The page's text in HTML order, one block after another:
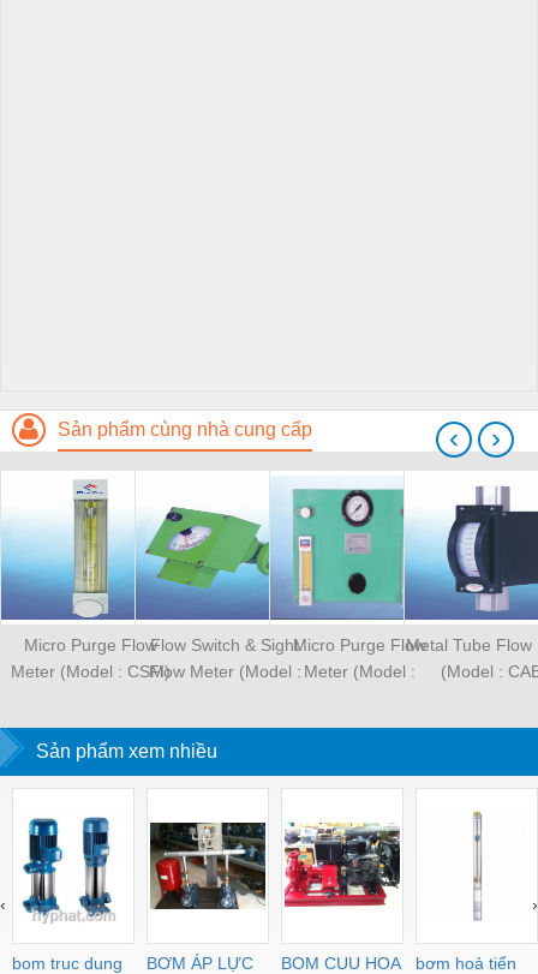
Sản phẩm cùng nhà cung cấp
Micro Purge Flow
Meter (Model : CSM)
Flow Switch & Sight
Flow Meter (Model :
Micro Purge Flow
Meter (Model :
Metal Tube Flow
(Model :
‹ ›
Sản phẩm xem nhiều
bom truc dung
BƠM ÁP LỰC
BOM CUU HOA
bơm hoả tiển
‹ ›